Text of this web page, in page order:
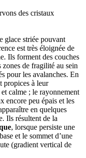
des cristaux
glace striée pouvant
est très éloignée de
Ils forment des couches
de fragilité au sein
pour les avalanches. En
propices à leur
calme ; le rayonnement
encore peu épais et les
en quelques
Ils résultent de la
, lorsque persiste une
et le sommet d’une
(gradient vertical de